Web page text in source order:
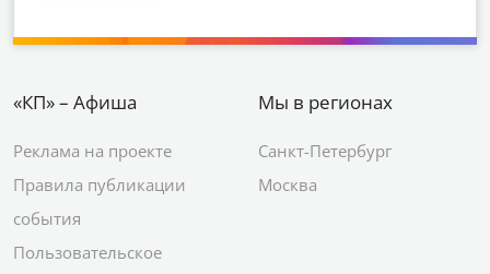
«КП» – Афиша
Реклама на проекте
Правила публикации
события
Пользовательское
Мы в регионах
Санкт-Петербург
Москва